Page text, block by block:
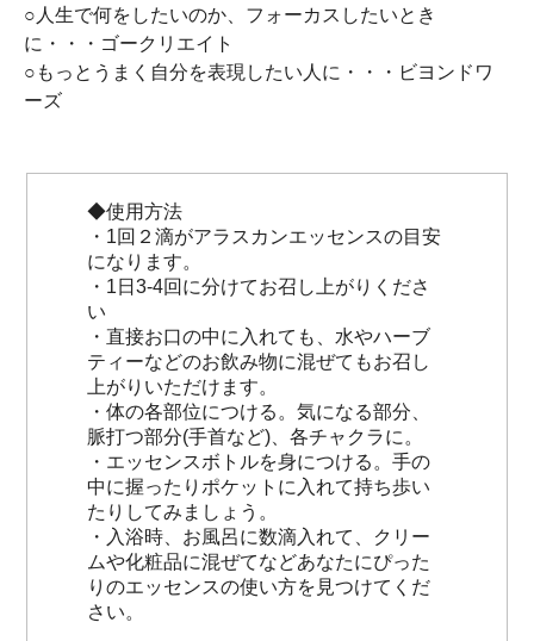
○人生で何をしたいのか、フォーカスしたいとき
に・・・ゴークリエイト
○もっとうまく自分を表現したい人に・・・ビヨンドワ
ーズ
◆使用方法
・1回２滴がアラスカンエッセンスの目安
になります。
・1日3-4回に分けてお召し上がりくださ
い
・直接お口の中に入れても、水やハーブ
ティーなどのお飲み物に混ぜてもお召し
上がりいただけます。
・体の各部位につける。気になる部分、
脈打つ部分(手首など)、各チャクラに。
・エッセンスボトルを身につける。手の
中に握ったりポケットに入れて持ち歩い
たりしてみましょう。
・入浴時、お風呂に数滴入れて、クリー
ムや化粧品に混ぜてなどあなたにぴった
りのエッセンスの使い方を見つけてくだ
さい。